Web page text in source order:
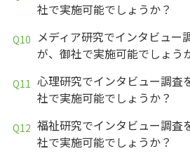
社で実施可能でしょうか？
メディア研究でインタビュー
が、御社で実施可能でしょう
心理研究でインタビュー調査
社で実施可能でしょうか？
福祉研究でインタビュー調査
社で実施可能でしょうか？